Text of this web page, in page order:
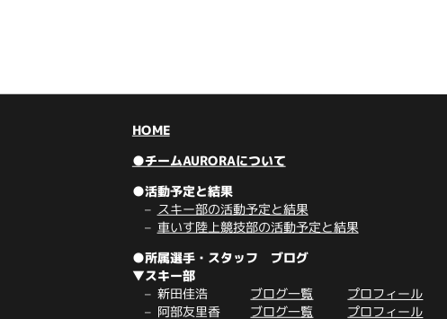
HOME
●チームAURORAについて
●活動予定と結果
スキー部の活動予定と結果
車いす陸上競技部の活動予定と結果
●所属選手・スタッフ ブログ
▼スキー部
新田佳浩 ブログ一覧 プロフィール
阿部友里香 ブログ一覧 プロフィール